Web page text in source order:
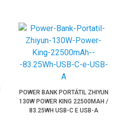
POWER BANK PORTÁTIL ZHIYUN
130W POWER KING 22500MAH /
83.25WH USB-C E USB-A